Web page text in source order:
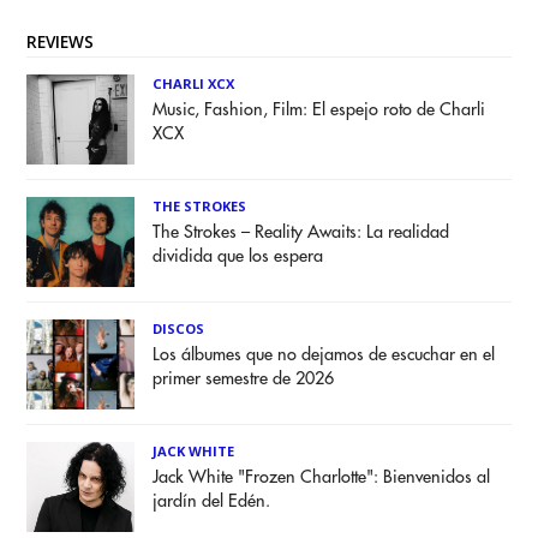
REVIEWS
CHARLI XCX
Music, Fashion, Film: El espejo roto de Charli
XCX
THE STROKES
The Strokes – Reality Awaits: La realidad
dividida que los espera
DISCOS
Los álbumes que no dejamos de escuchar en el
primer semestre de 2026
JACK WHITE
Jack White "Frozen Charlotte": Bienvenidos al
jardín del Edén.